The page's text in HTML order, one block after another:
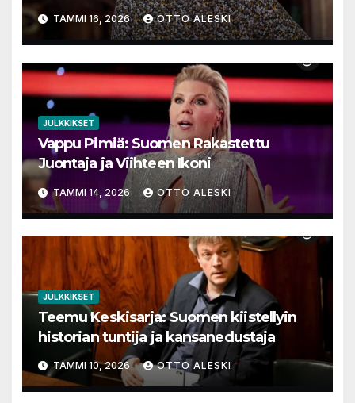
Matka
TAMMI 16, 2026 OTTO ALESKI
JULKKIKSET
Vappu Pimiä: Suomen Rakastettu
Juontaja ja Viihteen Ikoni
TAMMI 14, 2026 OTTO ALESKI
JULKKIKSET
Teemu Keskisarja: Suomen kiistellyin
historian tuntija ja kansanedustaja
TAMMI 10, 2026 OTTO ALESKI